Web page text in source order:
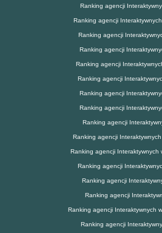
Ranking agencji
Ranking agencji
Ranking agencji
Ranking agencji
Ranking agencji
Ranking agencji
Ranking agencji
Ranking agencji
Ranking agencji
Ranking agencji Interaktywnych
Ranking agencji Interaktywnych
Ranking agencji
Ranking agencji
Ranking agencji
Ranking agencji Interaktywnych
Ranking agencji